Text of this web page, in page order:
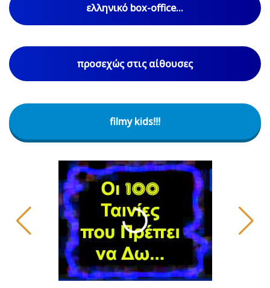
ελληνικό box-office...
προσεχώς στις αίθουσες
filmy kids!!!